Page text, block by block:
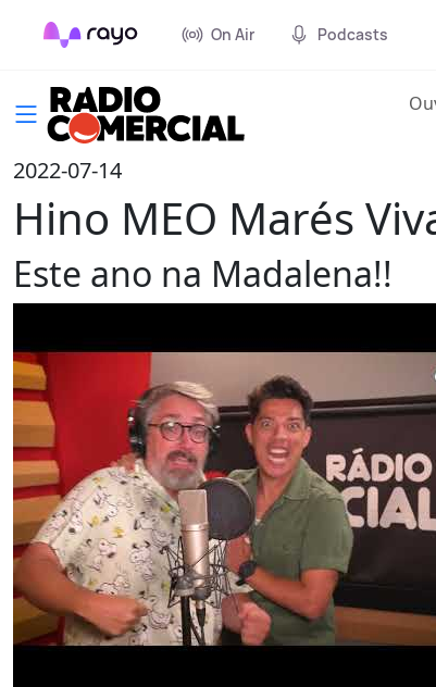
On Air Podcasts
2022-07-14
Hino MEO Marés
Este ano na Madalena!!